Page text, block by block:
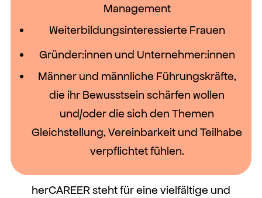
Management
Weiterbildungsinteressierte Frauen
Gründer:innen und Unternehmer:innen
Männer und männliche Führungskräfte,
die ihr Bewusstsein schärfen wollen
und/oder die sich den Themen
Gleichstellung, Vereinbarkeit und Teilhabe
verpflichtet fühlen.
herCAREER steht für eine vielfältige und